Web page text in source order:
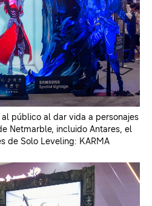
público al dar vida a personajes
Netmarble, incluido Antares, el
de Solo Leveling: KARMA